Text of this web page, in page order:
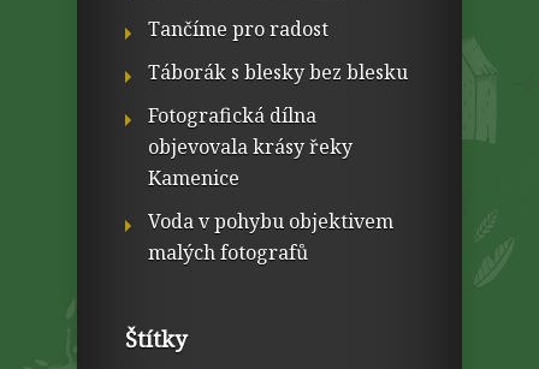
Tančíme pro radost
Táborák s blesky bez blesku
Fotografická dílna
objevovala krásy řeky
Kamenice
Voda v pohybu objektivem
malých fotografů
Štítky